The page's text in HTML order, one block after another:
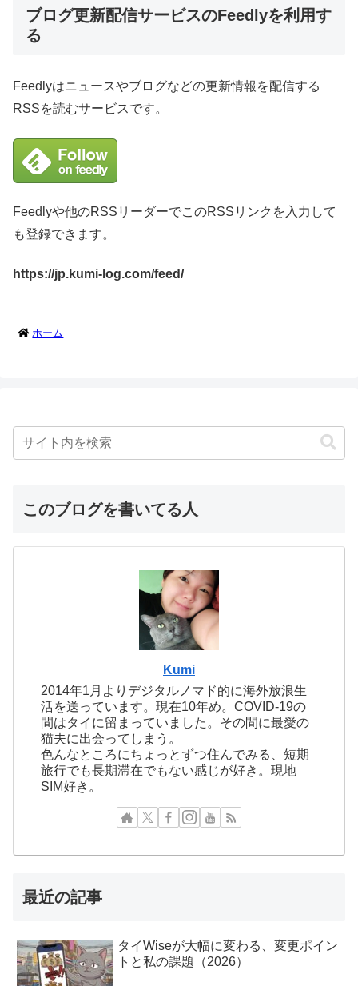
ブログ更新配信サービスのFeedlyを利用す
る
Feedlyはニュースやブログなどの更新情報を配信する
RSSを読むサービスです。
Feedlyや他のRSSリーダーでこのRSSリンクを入力して
も登録できます。
https://jp.kumi-log.com/feed/
ホーム
このブログを書いてる人
Kumi
2014年1月よりデジタルノマド的に海外放浪生
活を送っています。現在10年め。COVID-19の
間はタイに留まっていました。その間に最愛の
猫夫に出会ってしまう。
色んなところにちょっとずつ住んでみる、短期
旅行でも長期滞在でもない感じが好き。現地
SIM好き。
最近の記事
タイWiseが大幅に変わる、変更ポイン
トと私の課題（2026）